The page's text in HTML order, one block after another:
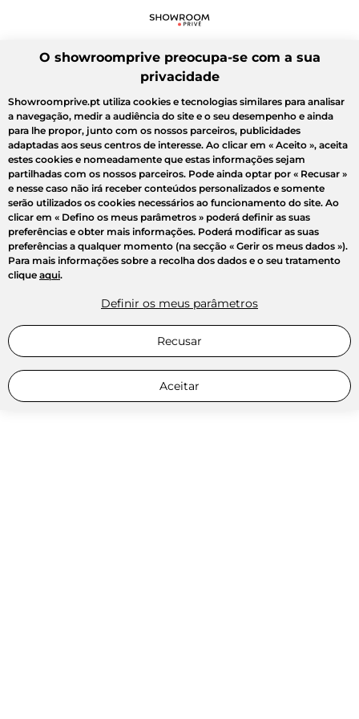
O showroomprive preocupa-se com a sua
privacidade
Showroomprive.pt utiliza cookies e tecnologias similares para analisar
a navegação, medir a audiência do site e o seu desempenho e ainda
para lhe propor, junto com os nossos parceiros, publicidades
adaptadas aos seus centros de interesse. Ao clicar em « Aceito », aceita
estes cookies e nomeadamente que estas informações sejam
partilhadas com os nossos parceiros. Pode ainda optar por « Recusar »
e nesse caso não irá receber conteúdos personalizados e somente
serão utilizados os cookies necessários ao funcionamento do site. Ao
clicar em « Defino os meus parâmetros » poderá definir as suas
preferências e obter mais informações. Poderá modificar as suas
preferências a qualquer momento (na secção « Gerir os meus dados »).
Para mais informações sobre a recolha dos dados e o seu tratamento
clique aqui.
Definir os meus parâmetros
Recusar
Aceitar